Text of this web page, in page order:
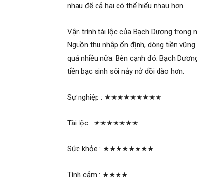
nhau để cả hai có thể hiểu nhau hơn.
Vận trình tài lộc của Bạch Dương trong
Nguồn thu nhập ổn định, dòng tiền
quá nhiều nữa. Bên cạnh đó, Bạch
tiền bạc sinh sôi nảy nở dồi dào hơn.
Sự nghiệp : ★★★★★★★★★
Tài lộc : ★★★★★★★
Sức khỏe : ★★★★★★★★
Tình cảm : ★★★★